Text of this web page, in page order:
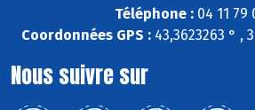
Téléphone :04 11 79
Coordonnées GPS : 43,3623263 ° ,
Nous suivre sur